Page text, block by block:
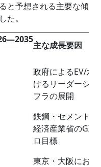
と予想される主要な傾
た。
主な成長要因
政府によるEV/水
けるリーダーシ
フラの展開
鉄鋼・セメント
経済産業省のGX
ロ目標
東京・大阪にお